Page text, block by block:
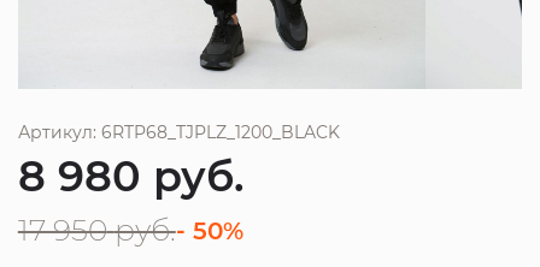
Артикул: 6RTP68_TJPLZ_1200_BLACK
8 980 руб.
17 950 руб.- 50%